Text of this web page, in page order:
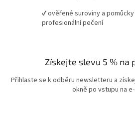
✔ ověřené suroviny a
profesionální pečení
Získejte slevu 5 % na
Přihlaste se k odběru newsletteru a
okně po vstupu na